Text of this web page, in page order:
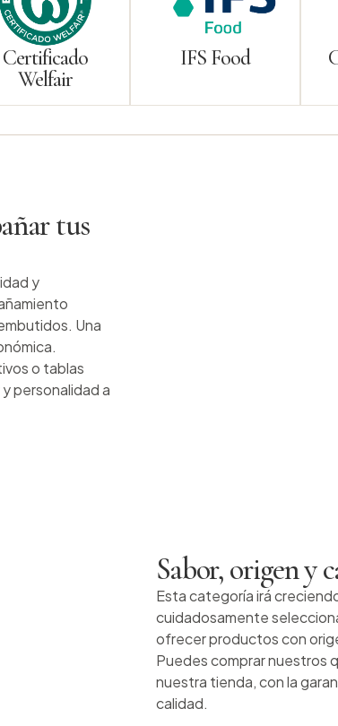
Certificado
Welfair
IFS Food
tus
y
Una
o tablas
personalidad a
Sabor, origen y
Esta categoría irá
cuidadosamente
ofrecer productos con
Puedes comprar nuestros
nuestra tienda, con la
calidad.